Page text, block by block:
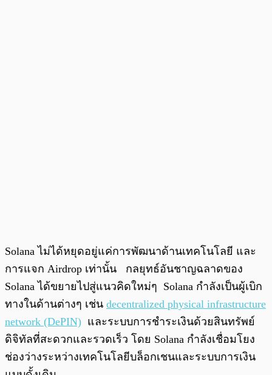
Solana ไม่ได้หยุดอยู่แค่การพัฒนาด้านเทคโนโลยี และ
การแจก Airdrop เท่านั้น กลยุทธ์อันชาญฉลาดของ
Solana ได้ขยายไปสู่แนวคิดใหม่ๆ Solana กำลังเป็นผู้เบิก
ทางในด้านต่างๆ เช่น decentralized physical infrastructure
network (DePIN) และระบบการชำระเงินด้วยสินทรัพย์
ดิจิทัลที่สะดวกและรวดเร็ว โดย Solana กำลังเชื่อมโยง
ช่องว่างระหว่างเทคโนโลยีบล็อกเชนและระบบการเงิน